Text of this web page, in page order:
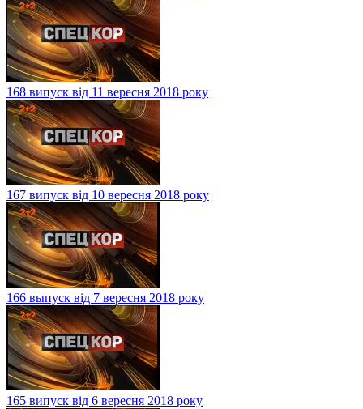
168 випуск від 11 вересня 2018 року
167 випуск від 10 вересня 2018 року
166 выпуск від 7 вересня 2018 року
165 випуск від 6 вересня 2018 року